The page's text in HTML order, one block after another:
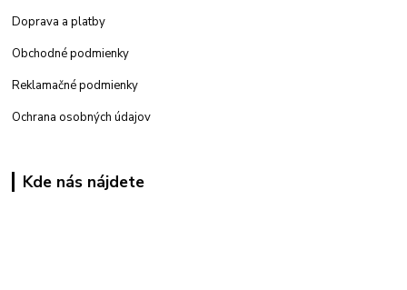
Doprava a platby
Obchodné podmienky
Reklamačné podmienky
Ochrana osobných údajov
Kde nás nájdete